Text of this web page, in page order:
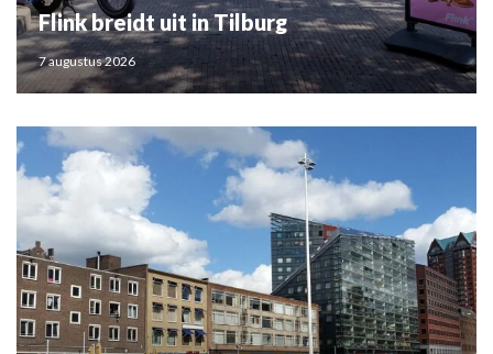
Flink breidt uit in Tilburg
7 augustus 2026